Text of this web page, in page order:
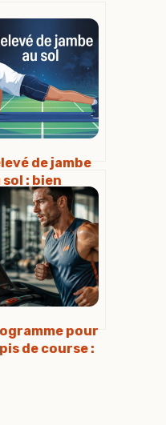
de jambe
sol : bien
et
les erreurs
pour
de course :